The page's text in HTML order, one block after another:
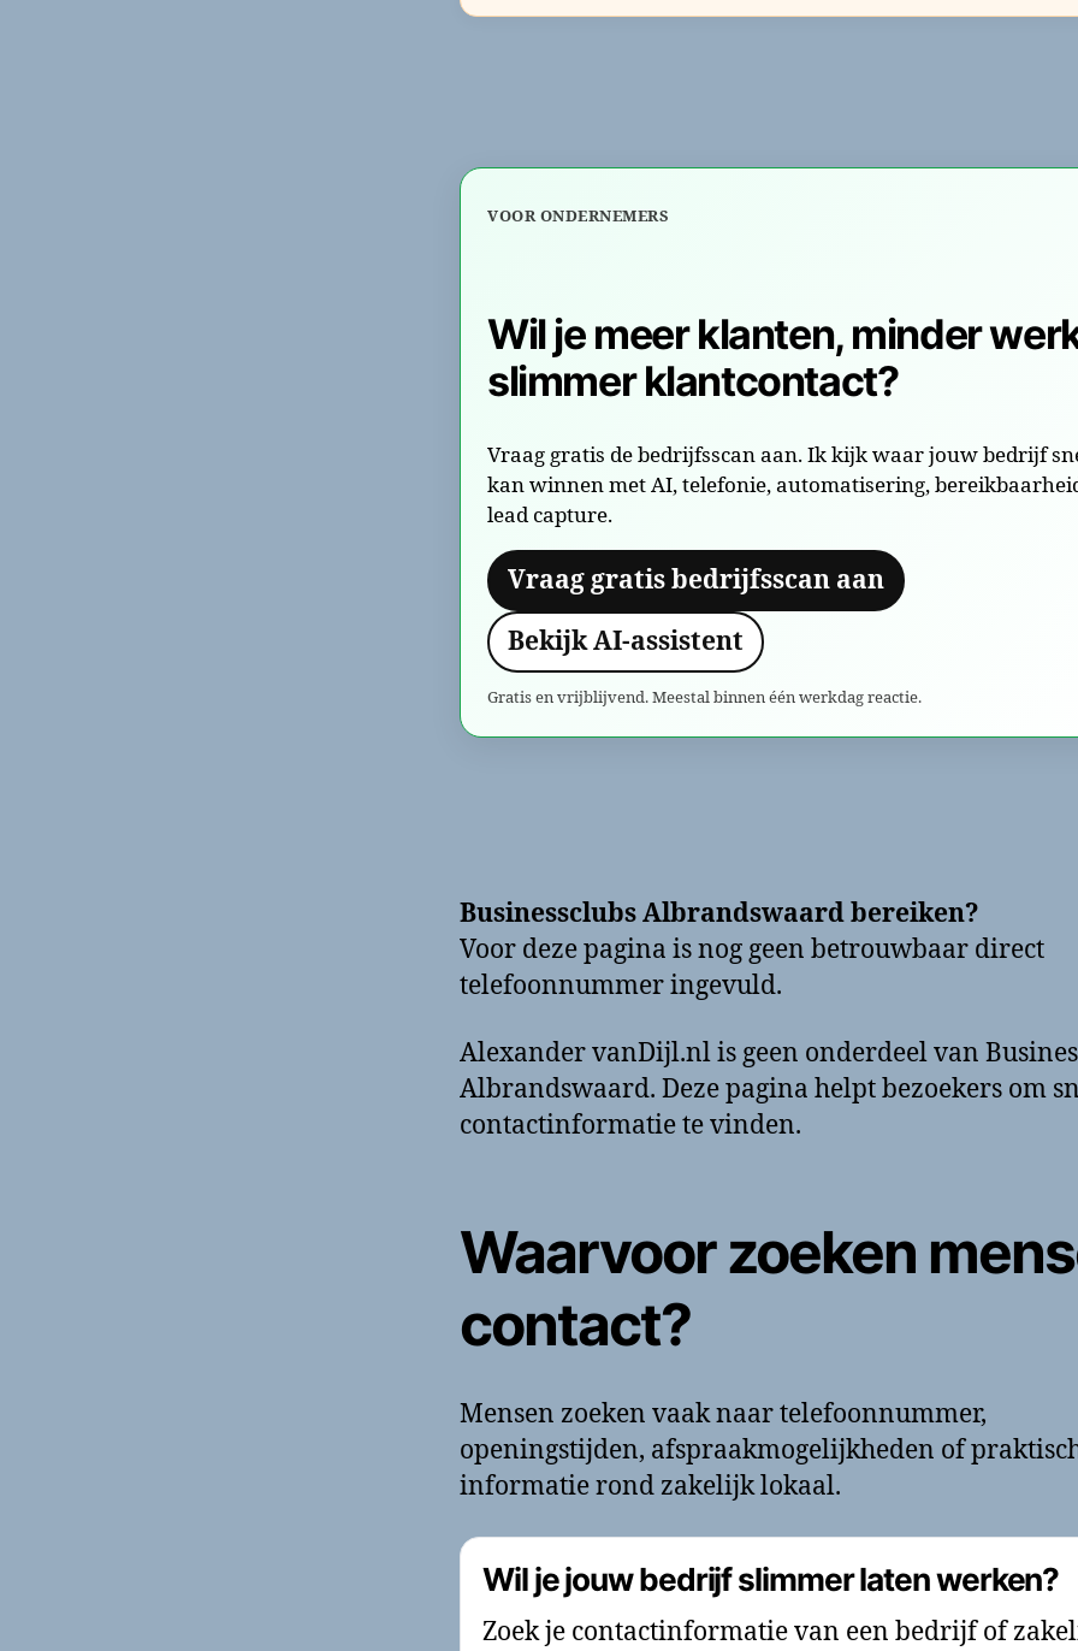
VOOR ONDERNEMERS
Wil je meer klanten, minder
slimmer klantcontact?
Vraag gratis de bedrijfsscan aan. Ik kijk waar jouw bedrijf
kan winnen met AI, telefonie, automatisering,
lead capture.
Vraag gratis bedrijfsscan aan
Bekijk AI-assistent
Gratis en vrijblijvend. Meestal binnen één werkdag reactie.
Businessclubs Albrandswaard bereiken?
Voor deze pagina is nog geen betrouwbaar direct
telefoonnummer ingevuld.
Alexander vanDijl.nl is geen onderdeel van
Albrandswaard. Deze pagina helpt bezoekers om
contactinformatie te vinden.
Waarvoor zoeken
contact?
Mensen zoeken vaak naar telefoonnummer,
openingstijden, afspraakmogelijkheden of
informatie rond zakelijk lokaal.
Wil je jouw bedrijf slimmer laten werken?
Zoek je contactinformatie van een bedrijf of